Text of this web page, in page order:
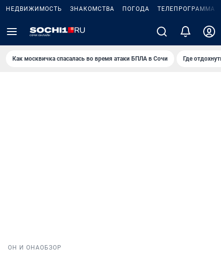
НЕДВИЖИМОСТЬ ЗНАКОМСТВА ПОГОДА ТЕЛЕПРОГРАММА
Как москвичка спасалась во время атаки БПЛА в Сочи Где
ОН И ОНАОБЗОР